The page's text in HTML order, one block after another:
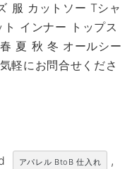
服 カットソー Tシャ
インナー トップス
夏 秋 冬 オールシー
軽にお問合せくださ
アパレル BtoB 仕入れ ,